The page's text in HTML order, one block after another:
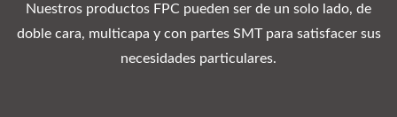
Nuestros productos FPC pueden ser de un solo lado, de
doble cara, multicapa y con partes SMT para satisfacer sus
necesidades particulares.